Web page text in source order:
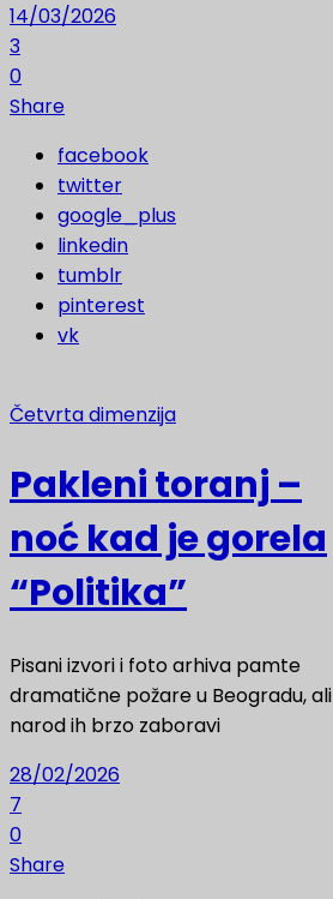
14/03/2026
3
0
Share
facebook
twitter
google_plus
linkedin
tumblr
pinterest
vk
Četvrta dimenzija
Pakleni toranj –
noć kad je gorela
“Politika”
Pisani izvori i foto arhiva pamte
dramatične požare u Beogradu, ali
narod ih brzo zaboravi
28/02/2026
7
0
Share